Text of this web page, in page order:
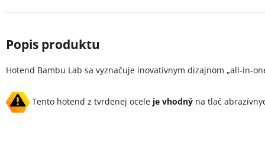
Hotend Bambu Lab sa vyznačuje inovatívnym dizajnom „all-in-
Tento hotend z tvrdenej ocele je vhodný na tlač